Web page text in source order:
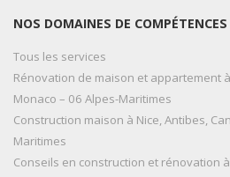
NOS DOMAINES DE COMPÉTENCES
Tous les services
Rénovation de maison et appartement
Monaco – 06 Alpes-Maritimes
Construction maison à Nice, Antibes,
Maritimes
Conseils en construction et rénovation